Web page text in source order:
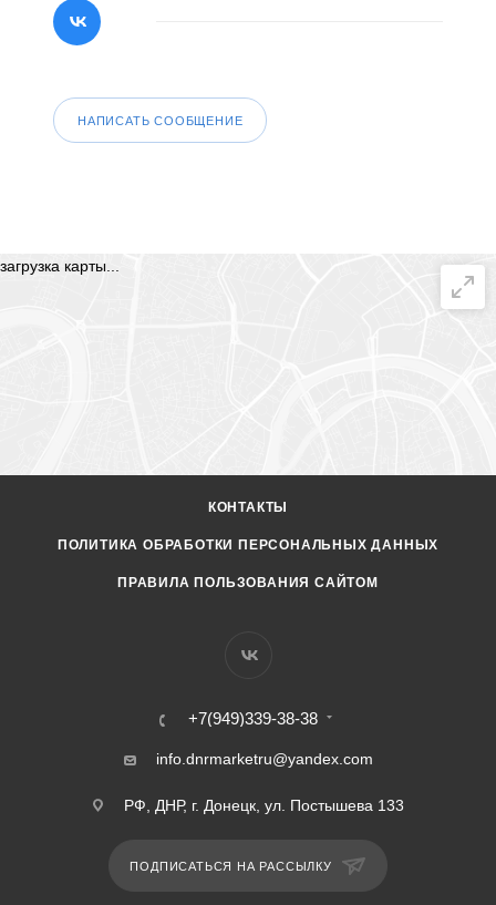
НАПИСАТЬ СООБЩЕНИЕ
загрузка карты...
КОНТАКТЫ
ПОЛИТИКА ОБРАБОТКИ ПЕРСОНАЛЬНЫХ ДАННЫХ
ПРАВИЛА ПОЛЬЗОВАНИЯ САЙТОМ
+7(949)339-38-38
info.dnrmarketru@yandex.com
РФ, ДНР, г. Донецк, ул. Постышева 133
ПОДПИСАТЬСЯ НА РАССЫЛКУ